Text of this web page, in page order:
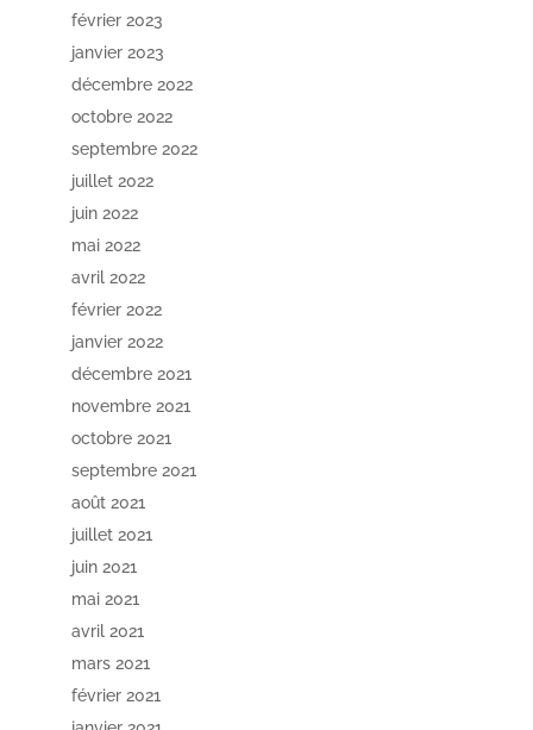
février 2023
janvier 2023
décembre 2022
octobre 2022
septembre 2022
juillet 2022
juin 2022
mai 2022
avril 2022
février 2022
janvier 2022
décembre 2021
novembre 2021
octobre 2021
septembre 2021
août 2021
juillet 2021
juin 2021
mai 2021
avril 2021
mars 2021
février 2021